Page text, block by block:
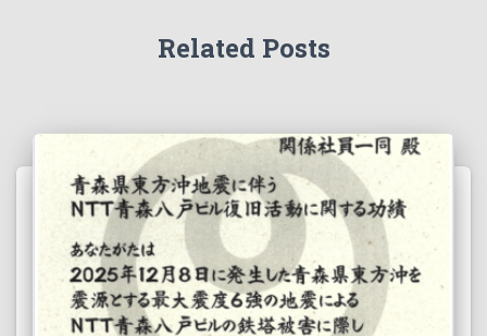
Related Posts